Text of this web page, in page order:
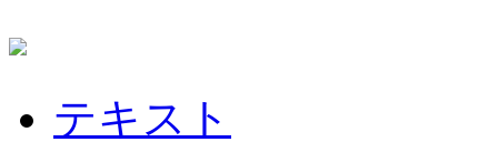
テキスト